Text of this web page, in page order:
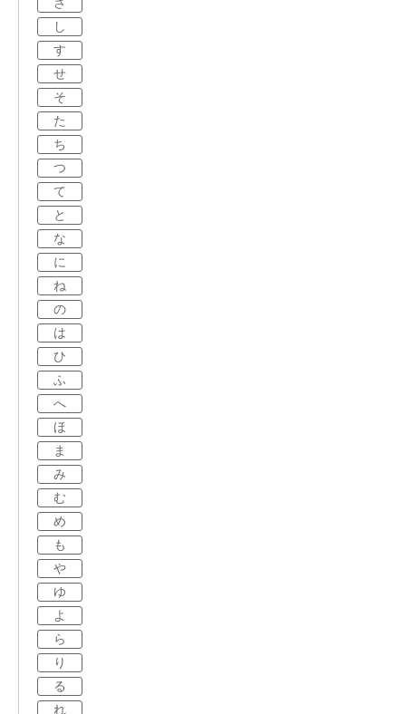
さ
し
す
せ
そ
た
ち
つ
て
と
な
に
ね
の
は
ひ
ふ
へ
ほ
ま
み
む
め
も
や
ゆ
よ
ら
り
る
れ